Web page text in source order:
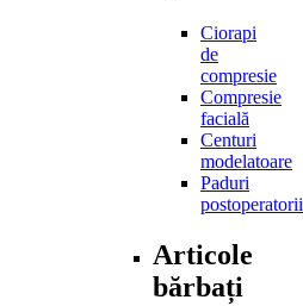
Ciorapi
de
compresie
Compresie
facială
Centuri
modelatoare
Paduri
postoperatorii
Articole
bărbați